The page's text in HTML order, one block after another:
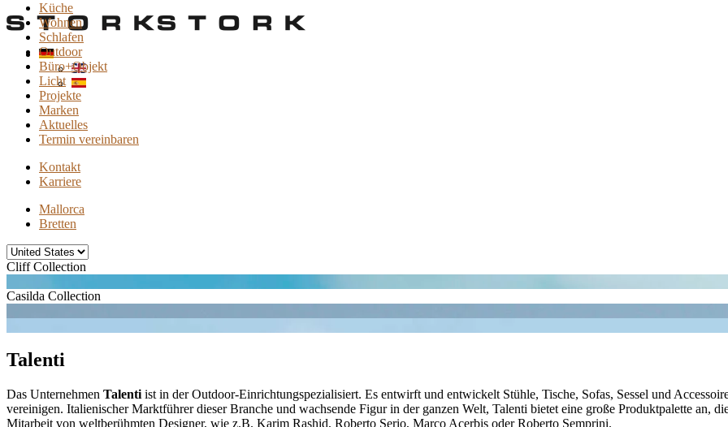
Küche
Wohnen
Schlafen
Outdoor
Büro+Objekt
Licht
Projekte
Marken
Aktuelles
Termin vereinbaren
Kontakt
Karriere
Mallorca
Bretten
Cliff Collection
Casilda Collection
Talenti
Das Unternehmen Talenti ist in der Outdoor-Einrichtungspezialisiert. Es entwirft und entwickelt Stühle, Tische, Sofas, Sessel und
vereinigen. Italienischer Marktführer dieser Branche und wachsende Figur in der ganzen Welt, Talenti bietet eine große Produktpalette an,
Mitarbeit von weltberühmten Designer, wie z.B. Karim Rashid, Roberto Serio, Marco Acerbis oder Roberto Semprini.